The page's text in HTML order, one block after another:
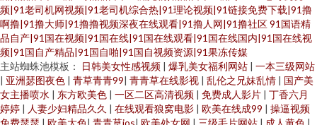
频|91老司机网视频|91老司机综合热|91理论视频|91链接免费下载|91撸
啊撸|91撸大师|91撸撸视频深夜在线观看|91撸人网|91撸社区91国语精
品自产|91国在视频|91国在线|91国在线观看|91国在线国内|91国在线视
频|91国自产精品|91国自啪|91国自视频资源|91果冻传媒
主站蜘蛛池模板：
日韩美女性感视频 爆乳美女福利网站
一本三级网站
亚洲瑟图夜色 青草青青99 青青草在线影视 乱伦之兄妹乱情
国产美
女主播喷水
东方欧美色 一区二区高清视频 免费成人影片
丁香六月
婷婷
人妻少妇精品久久 在线观看狼窝电影 欧美在线成99
操逼视频